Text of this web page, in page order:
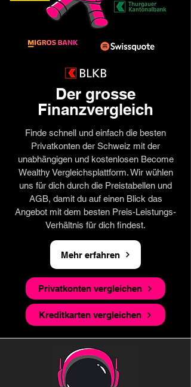
Der grosse
Finanzvergleich
Finde schnell und einfach die besten
Privatkonten der Schweiz mit der
unabhängigen und kostenlosen Become
Wealthy Vergleichsplattform. Wir wühlen
uns für dich durch die Preistabellen und
AGB, damit du auf einen Blick das
Angebot mit dem besten Preis-Leistungs-
Verhältnis für dich findest.
Mehr erfahren
Privatkonten vergleichen
Kreditkarten vergleichen